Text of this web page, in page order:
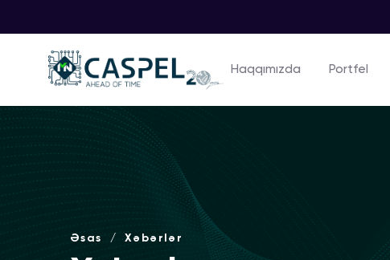
Haqqımızda Portfel
Əsas Xəbərlər